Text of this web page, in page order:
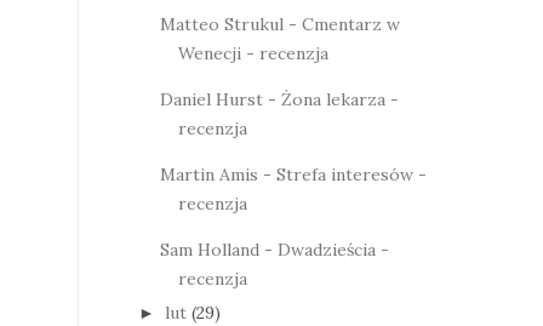
Matteo Strukul - Cmentarz w
Wenecji - recenzja
Daniel Hurst - Żona lekarza -
recenzja
Martin Amis - Strefa interesów -
recenzja
Sam Holland - Dwadzieścia -
recenzja
► lut (29)